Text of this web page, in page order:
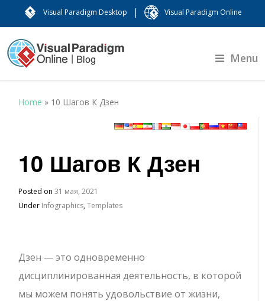
Visual Paradigm Desktop | Visual Paradigm Online
Menu
Home » 10 Шагов К Дзен
10 Шагов К Дзен
Posted on31 мая, 2021
Under Infographics,Templates
Дзен — это одновременно
дисциплинированная деятельность, в которой
мы можем понять удовольствие от жизни,